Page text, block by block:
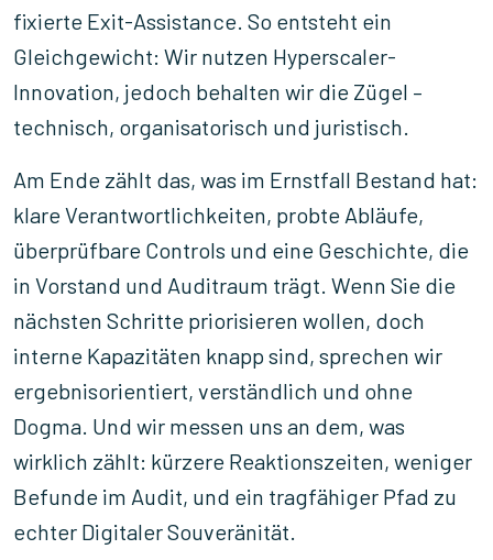
fixierte Exit-Assistance. So entsteht ein
Gleichgewicht: Wir nutzen Hyperscaler-
Innovation, jedoch behalten wir die Zügel –
technisch, organisatorisch und juristisch.
Am Ende zählt das, was im Ernstfall Bestand hat:
klare Verantwortlichkeiten, probte Abläufe,
überprüfbare Controls und eine Geschichte, die
in Vorstand und Auditraum trägt. Wenn Sie die
nächsten Schritte priorisieren wollen, doch
interne Kapazitäten knapp sind, sprechen wir
ergebnisorientiert, verständlich und ohne
Dogma. Und wir messen uns an dem, was
wirklich zählt: kürzere Reaktionszeiten, weniger
Befunde im Audit, und ein tragfähiger Pfad zu
echter Digitaler Souveränität.